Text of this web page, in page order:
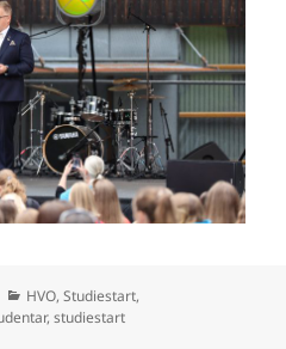
Kategorier
HVO,Studiestart,
,studiestart